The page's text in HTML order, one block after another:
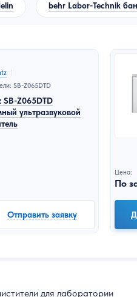
behr Labor-Technik
SB-Z065DTD
SB-Z065DTD
ультразвуковой
Отправить заявку
Цена:
По
для лаборатории